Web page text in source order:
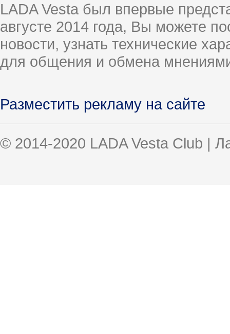
LADA Vesta был впервые
августе 2014 года, Вы можете
новости, узнать технические
для общения и обмена
Разместить рекламу на сайте
© 2014-2020 LADA Vesta Club |